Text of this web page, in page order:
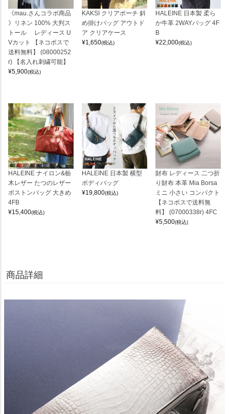
《mau.さんコラボ商品
》リネン 100% 大判ス
トール レディース U
Vカット 【ネコポスで
送料無料】 (08000252
r) 【名入れ刺繍可能】
¥5,900(税込)
KAKSI クリアポーチ 斜
め掛けバッグ アウトド
ア クリアケース
¥1,650(税込)
HALEINE 日本製 柔ら
か牛革 2WAYバッグ 4F
B
¥22,000(税込)
HALEINE ナイロン&栃
木レザー たつのレザー
ボストンバッグ 大きめ
4FB
¥15,400(税込)
HALEINE 日本製 横型
ボディバッグ
¥19,800(税込)
財布 レディース 二つ折
り財布 本革 Mia Borsa
ミニ 小さい コンパクト
【ネコポスで送料無
料】 (07000338r) 4FC
¥5,500(税込)
商品詳細